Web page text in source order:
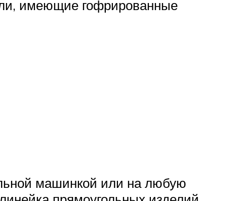
имеющие гофрированные
машинкой или на любую